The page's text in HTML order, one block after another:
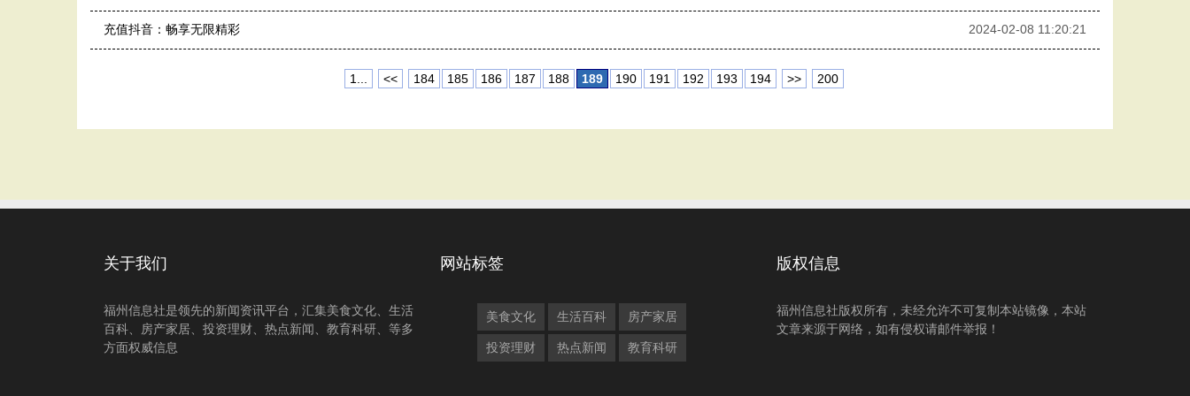
充值抖音：畅享无限精彩 2024-02-08 11:20:21
1... << 184 185 186 187 188 189 190 191 192 193 194 >> 200
关于我们
福州信息社是领先的新闻资讯平台，汇集美食文化、生活
百科、房产家居、投资理财、热点新闻、教育科研、等多
方面权威信息
网站标签
美食文化 生活百科 房产家居
投资理财 热点新闻 教育科研
版权信息
福州信息社版权所有，未经允许不可复制本站镜像，本站
文章来源于网络，如有侵权请邮件举报！